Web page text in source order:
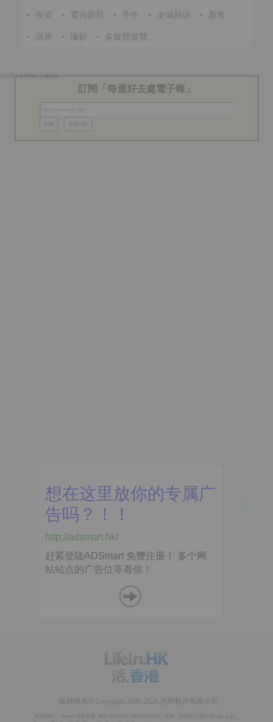
• 投資 • 電台節目 • 手作 • 全城熱話 • 新奇
• 講座 • 攝影 • 多媒體展覽
此分類下近期無好去處記錄
訂閱「每週好去處電子報」
版權所有© Copyright 2006-2026 思齊軟件有限公司
Spread 電郵推廣